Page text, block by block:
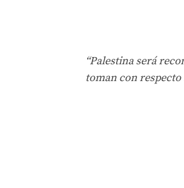
“Palestina será
toman con